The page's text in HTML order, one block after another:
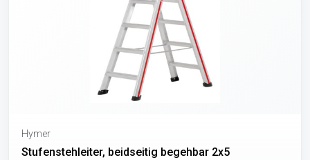
Hymer
Stufenstehleiter, beidseitig begehbar 2x5